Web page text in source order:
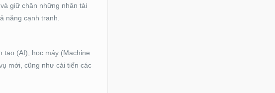
giữ chân những nhân tài
năng cạnh tranh.
tạo (AI), học máy (Machine
mới, cũng như cải tiến các